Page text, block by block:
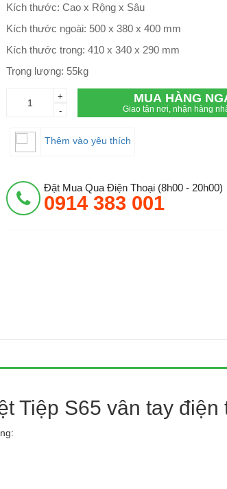
Kích thước: Cao x Rộng x Sâu
Kích thước ngoài: 500 x 380 x 400 mm
Kích thước trong: 410 x 340 x 290 mm
Trọng lượng: 55kg
+
-
MUA HÀNG
Giao tận nơi, nhận hàng
Thêm vào yêu thích
Đặt Mua Qua Điện Thoại (8h00 - 20h00)
0914 383 001
Tiệp S65 vân tay điện